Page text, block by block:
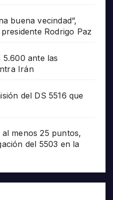
buena vecindad”,
Rodrigo Paz
ante las
Irán
del DS 5516 que
menos 25 puntos,
del 5503 en la